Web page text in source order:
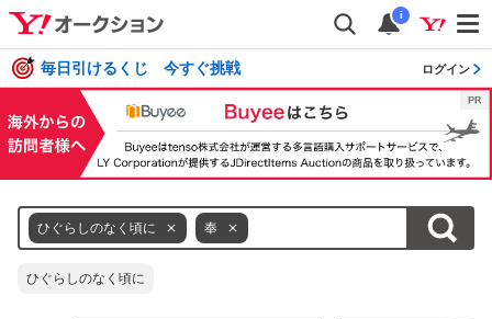
i
毎日引けるくじ 今すぐ挑戦 ログイン
ひぐらしのなく頃に 奉
ひぐらしのなく頃に